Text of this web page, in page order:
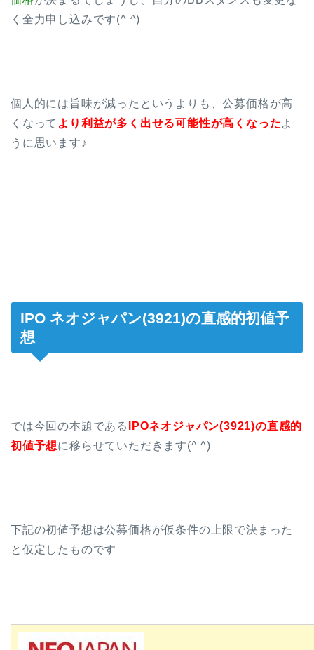
く全力申し込みです(^ ^)
個人的には旨味が減ったというよりも、公募価格が高
くなって より利益が多く出せる可能性が高くなったよ
うに思います♪
IPO ネオジャパン(3921)の直感的初値予
想
では今回の本題である IPOネオジャパン(3921)の直感的
初値予想に移らせていただきます(^ ^)
下記の初値予想は公募価格が仮条件の上限で決まった
と仮定したものです